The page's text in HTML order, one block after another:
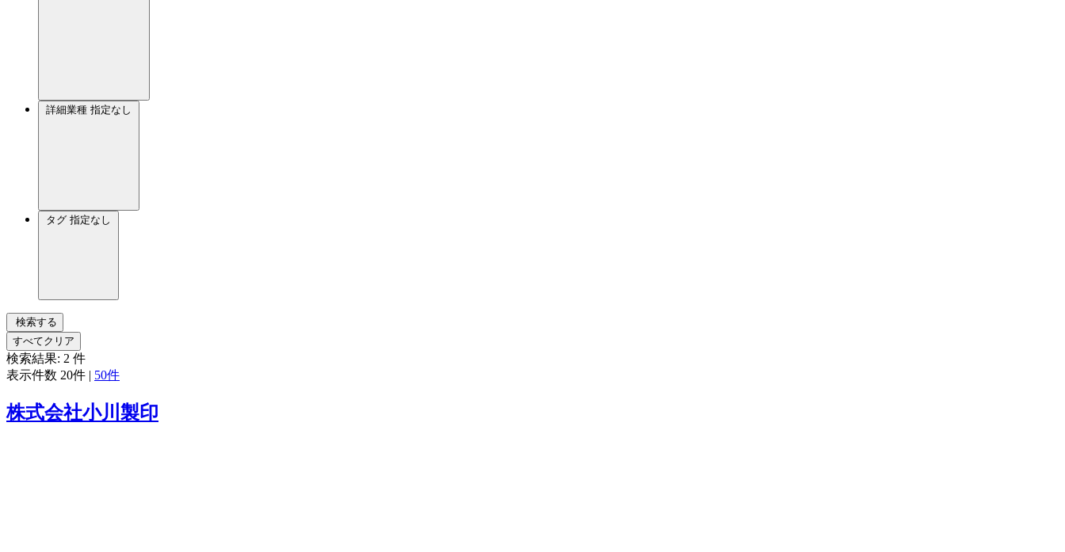
詳細業種 指定なし
タグ 指定なし
検索する
すべてクリア
検索結果: 2 件
表示件数 20件 | 50件
株式会社小川製印